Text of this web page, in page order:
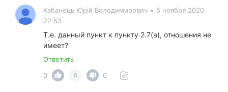
Кабанець Юрій Володимирович • 5 ноября 2020
22:53
Т.е. данный пункт к пункту 2.7(а), отношения не
имеет?
Ответить
0
0 0